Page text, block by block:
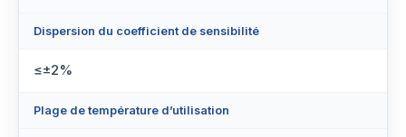
Dispersion du coefficient de sensibilité
≤±2%
Plage de température d’utilisation